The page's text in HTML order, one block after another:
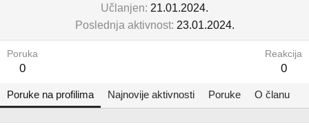
Učlanjen 21.01.2024.
Poslednja aktivnost 23.01.2024.
Poruka
0
Reakcija
0
Poruke na profilima Najnovije aktivnosti Poruke O članu